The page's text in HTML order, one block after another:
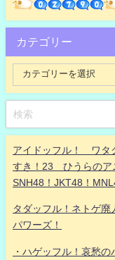
カテゴリー
アイドッフル！ ワタ
すき！23 ひうらのア
SNH48！JKT48！
タダッフル！ネトゲ
パワーズ！
・ハゲッフル！哀愁